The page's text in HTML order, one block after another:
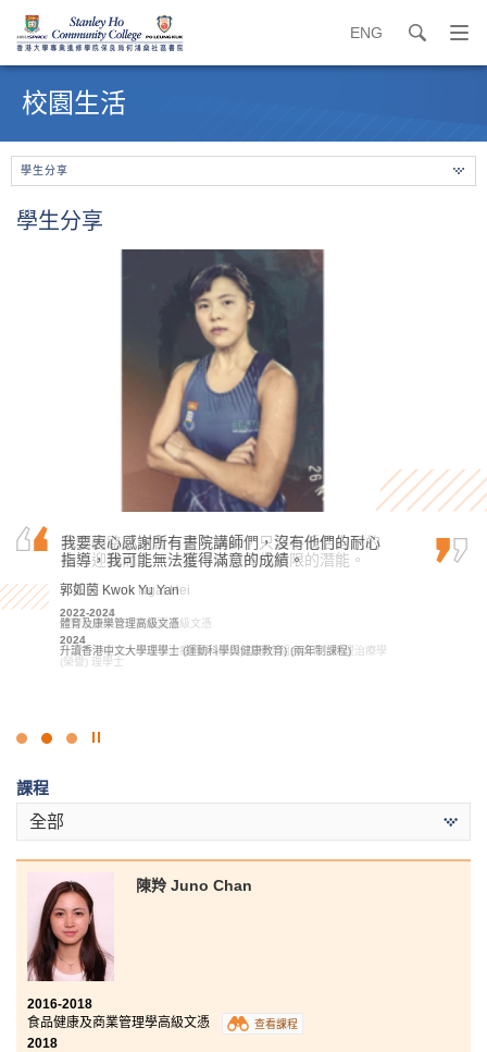
ENG search
打
開
始
校園生活
學生分享
學生分享
將來的路必定會有更多磨鍊，只要不低估自己的
能力迎難而上，一定可以發揮你無限的潛能。
郭毅熙 Kwok Ngai Hei
2021-2023
運動教練學及運動表現高級文憑
2024
升讀香港理工大學康復治療科學 (榮譽) 理學士組合課程 - 物理治療學
(榮譽) 理學士
我要衷心感謝所有書院講師們，沒有他們的耐心
指導，我可能無法獲得滿意的成績。
郭如茵 Kwok Yu Yan
2022-2024
體育及康樂管理高級文憑
2024
升讀香港中文大學理學士 (運動科學與健康教育) (兩年制課程)
在書院兩年學習期間，我獲得了醫療及保健領域
的基礎知識。除了基礎課堂學習外，我們亦有許
成為醫療專業人員必備的技能，這些學習活動對
我未來的學業或職業生涯都起著關鍵作用。
何日喬 Ho Yat Kiu
2023-2025
點
燈
課程
全部
陳羚 Juno Chan
2016-2018
食品健康及商業管理學高級文憑
查看課程
2018